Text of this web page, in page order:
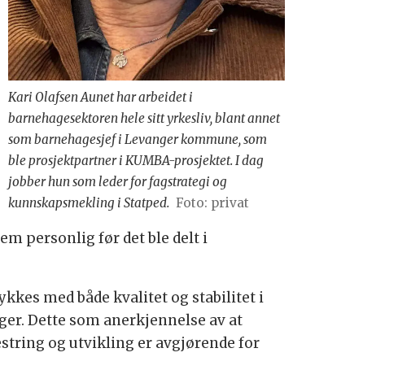
Kari Olafsen Aunet har arbeidet i
barnehagesektoren hele sitt yrkesliv, blant annet
som barnehagesjef i Levanger kommune, som
ble prosjektpartner i KUMBA-prosjektet. I dag
jobber hun som leder for fagstrategi og
kunnskapsmekling i Statped. Foto: privat
personlig før det ble delt i
med både kvalitet og stabilitet i
Dette som anerkjennelse av at
og utvikling er avgjørende for